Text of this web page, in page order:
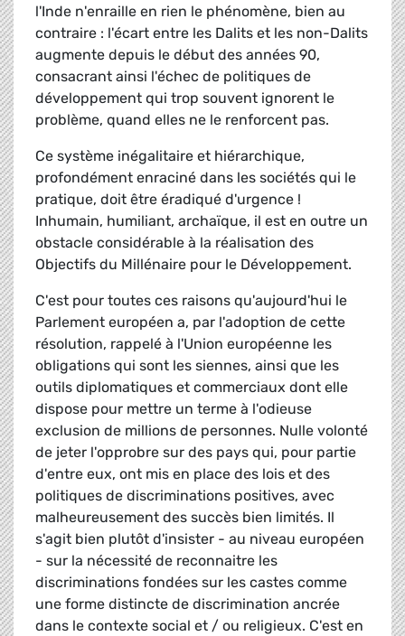
l'Inde n'enraille en rien le phénomène, bien au
contraire : l'écart entre les Dalits et les non-Dalits
augmente depuis le début des années 90,
consacrant ainsi l'échec de politiques de
développement qui trop souvent ignorent le
problème, quand elles ne le renforcent pas.
Ce système inégalitaire et hiérarchique,
profondément enraciné dans les sociétés qui le
pratique, doit être éradiqué d'urgence !
Inhumain, humiliant, archaïque, il est en outre un
obstacle considérable à la réalisation des
Objectifs du Millénaire pour le Développement.
C'est pour toutes ces raisons qu'aujourd'hui le
Parlement européen a, par l'adoption de cette
résolution, rappelé à l'Union européenne les
obligations qui sont les siennes, ainsi que les
outils diplomatiques et commerciaux dont elle
dispose pour mettre un terme à l'odieuse
exclusion de millions de personnes. Nulle volonté
de jeter l'opprobre sur des pays qui, pour partie
d'entre eux, ont mis en place des lois et des
politiques de discriminations positives, avec
malheureusement des succès bien limités. Il
s'agit bien plutôt d'insister - au niveau européen
- sur la nécessité de reconnaitre les
discriminations fondées sur les castes comme
une forme distincte de discrimination ancrée
dans le contexte social et / ou religieux. C'est en